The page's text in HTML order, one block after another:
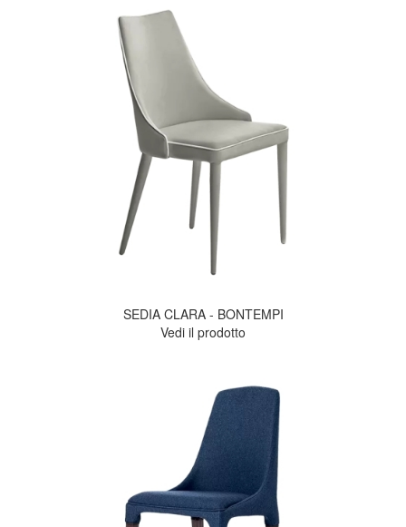
SEDIA CLARA - BONTEMPI
Vedi il prodotto